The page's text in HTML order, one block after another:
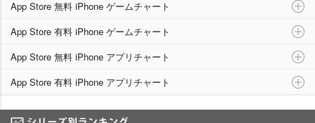
App Store 無料 iPhone ゲームチャート
App Store 有料 iPhone ゲームチャート
App Store 無料 iPhone アプリチャート
App Store 有料 iPhone アプリチャート